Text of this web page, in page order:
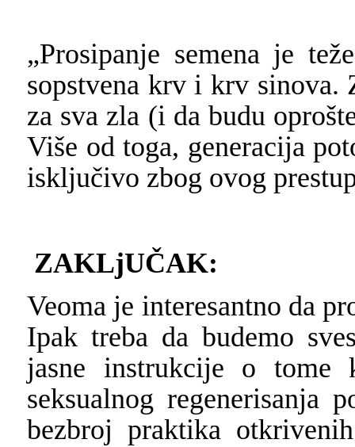
„Prosipanje semena je
sopstvena krv i krv sinova.
za sva zla (i da budu
Više od toga, generacija
isključivo zbog ovog
ZAKLjUČAK:
Veoma je interesantno da
Ipak treba da budemo
jasne instrukcije o tome
seksualnog regenerisanja
bezbroj praktika